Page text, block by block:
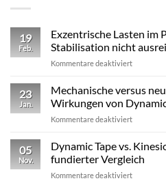
19
Feb.
Exzentrische Lasten im
Stabilisation nicht
Kommentare deaktiviertfür
im
Profisport
–
reine
ausreicht
23
Jan.
Mechanische versus
Wirkungen von
Kommentare deaktiviertfür
versus
Wirkungen
von
05
Nov.
Dynamic Tape vs.
fundierter Vergleich
Kommentare deaktiviertfür